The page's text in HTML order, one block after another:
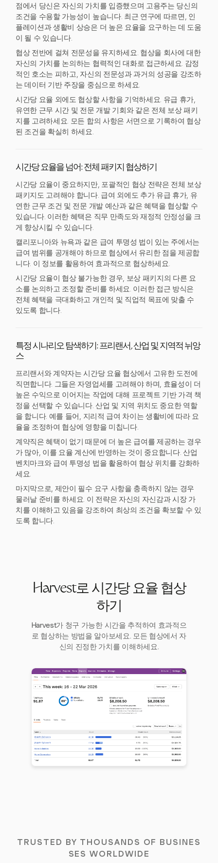
점에서 당신은 자신의 가치를 입증했으며 고용주는 당신의
조건을 수용할 가능성이 높습니다. 최근 연구에 따르면, 인
플레이션과 생활비 상승은 더 높은 요율을 요구하는 데 도움
이 될 수 있습니다.
협상 전반에 걸쳐 전문성을 유지하세요. 협상을 회사에 대한
자신의 가치를 논의하는 협력적인 대화로 접근하세요. 감정
적인 호소는 피하고, 자신의 전문성과 과거의 성공을 강조하
는 데이터 기반 주장을 중심으로 하세요.
시간당 요율 외에도 협상할 사항을 기억하세요. 유급 휴가,
유연한 근무 시간 및 전문 개발 기회와 같은 전체 보상 패키
지를 고려하세요. 모든 합의 사항은 서면으로 기록하여 협상
된 조건을 확실히 하세요.
시간당 요율을 넘어: 전체 패키지 협상하기
시간당 요율이 중요하지만, 포괄적인 협상 전략은 전체 보상
패키지도 고려해야 합니다. 급여 외에도 추가 유급 휴가, 유
연한 근무 조건 및 전문 개발 예산과 같은 혜택을 협상할 수
있습니다. 이러한 혜택은 직무 만족도와 재정적 안정성을 크
게 향상시킬 수 있습니다.
캘리포니아와 뉴욕과 같은 급여 투명성 법이 있는 주에서는
급여 범위를 공개해야 하므로 협상에서 유리한 점을 제공합
니다. 이 정보를 활용하여 효과적으로 협상하세요.
시간당 요율이 협상 불가능한 경우, 보상 패키지의 다른 요
소를 논의하고 조정할 준비를 하세요. 이러한 접근 방식은
전체 혜택을 극대화하고 개인적 및 직업적 목표에 맞출 수
있도록 합니다.
특정 시나리오 탐색하기: 프리랜서, 산업 및 지역적 뉘앙
스
프리랜서와 계약자는 시간당 요율 협상에서 고유한 도전에
직면합니다. 그들은 자영업세를 고려해야 하며, 효율성이 더
높은 수익으로 이어지는 작업에 대해 프로젝트 기반 가격 책
정을 선택할 수 있습니다. 산업 및 지역 위치도 중요한 역할
을 합니다. 예를 들어, 지리적 급여 차이는 생활비에 따라 요
율을 조정하여 협상에 영향을 미칩니다.
계약직은 혜택이 없기 때문에 더 높은 급여를 제공하는 경우
가 많아, 이를 요율 계산에 반영하는 것이 중요합니다. 산업
벤치마크와 급여 투명성 법을 활용하여 협상 위치를 강화하
세요.
마지막으로, 제안이 필수 요구 사항을 충족하지 않는 경우
물러날 준비를 하세요. 이 전략은 자신의 자신감과 시장 가
치를 이해하고 있음을 강조하여 최상의 조건을 확보할 수 있
도록 합니다.
Harvest로 시간당 요율 협상
하기
Harvest가 청구 가능한 시간을 추적하여 효과적으
로 협상하는 방법을 알아보세요. 모든 협상에서 자
신의 진정한 가치를 이해하세요.
TRUSTED BY THOUSANDS OF BUSINES
SES WORLDWIDE